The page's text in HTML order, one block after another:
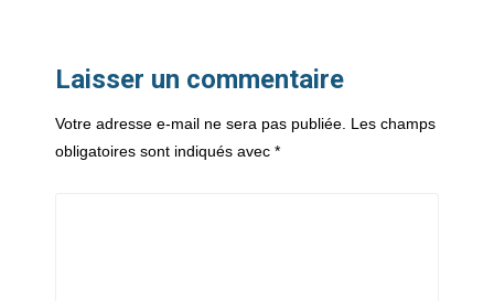
Laisser un commentaire
Votre adresse e-mail ne sera pas publiée. Les champs
obligatoires sont indiqués avec *